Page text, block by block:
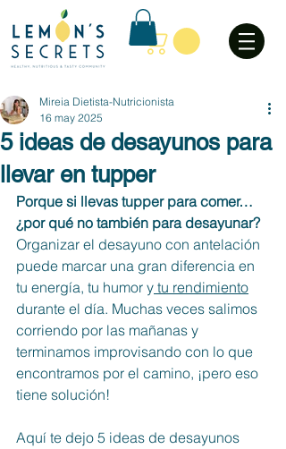
5 ideas de desayunos para
llevar en tupper
Mireia Dietista-Nutricionista
16 may 2025
Porque si llevas tupper para comer…
¿por qué no también para desayunar?
Organizar el desayuno con antelación
puede marcar una gran diferencia en
tu energía, tu humor y tu rendimiento
durante el día. Muchas veces salimos
corriendo por las mañanas y
terminamos improvisando con lo que
encontramos por el camino, ¡pero eso
tiene solución!
Aquí te dejo 5 ideas de desayunos